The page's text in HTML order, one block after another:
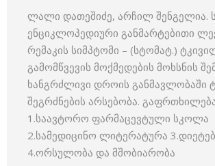
ლალი დათეშიძე, არჩილ შენგელია.
ენციკლოპედიური განმარტებითი
რემაკის სიმპტომი – (სტომატ.)
გამომწვევის მოქმედების მოხსნის
ხანგრძლივი დროის განმავლობაში
შეგრძნების არსებობა.
1.საავტორო ფარმაცევტული სკოლა
2.სამედიცინო ლიტერატურა
4.ორსულობა და მშობიარობა